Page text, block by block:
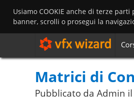
Usiamo COOKIE anche di terze
banner, scrolli o prosegui la
Matrici di
Pubblicato da Admin il